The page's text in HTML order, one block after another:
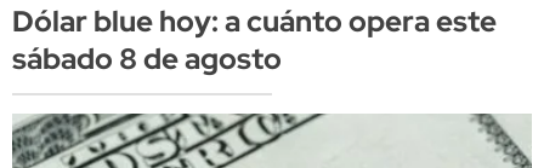
Dólar blue hoy: a cuánto opera este
sábado 8 de agosto